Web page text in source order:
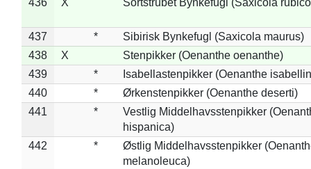
437 *
Sibirisk Bynkefugl (Saxicola maurus)
438
X
Stenpikker (Oenanthe oenanthe)
439
*
Isabellastenpikker (Oenanthe
440
*
Ørkenstenpikker (Oenanthe deserti)
441
*
Vestlig Middelhavsstenpikker
hispanica)
442
*
Østlig Middelhavsstenpikker
melanoleuca)